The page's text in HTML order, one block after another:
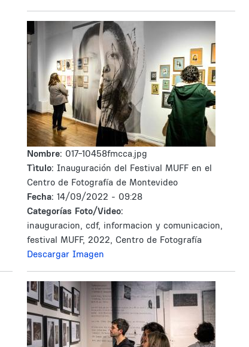
Nombre: 017-10458fmcca.jpg
Tìtulo: Inauguración del Festival MUFF en el
Centro de Fotografía de Montevideo
Fecha: 14/09/2022 - 09:28
Categorías Foto/Video:
inauguracion, cdf, informacion y comunicacion,
festival MUFF, 2022, Centro de Fotografía
Descargar Imagen